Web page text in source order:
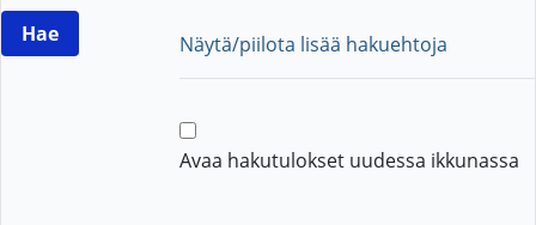
Näytä/piilota lisää hakuehtoja
Avaa hakutulokset uudessa ikkunassa